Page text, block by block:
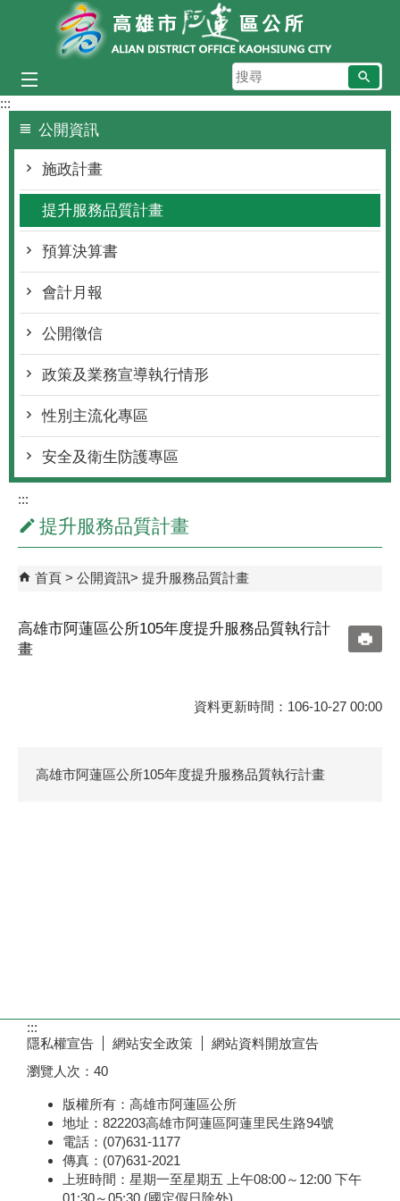
跳到主要內容區塊
搜
尋
:::
公開資訊
施政計畫
提升服務品質計畫
預算決算書
會計月報
公開徵信
政策及業務宣導執行情形
性別主流化專區
安全及衛生防護專區
:::
提升服務品質計畫
首頁 公開資訊 提升服務品質計畫
高雄市阿蓮區公所105年度提升服務品質執行計
畫
資料更新時間：106-10-27 00:00
高雄市阿蓮區公所105年度提升服務品質執行計畫
:::
隱私權宣告
網站安全政策
網站資料開放宣告
瀏覽人次： 40
版權所有：高雄市阿蓮區公所
地址：822203高雄市阿蓮區阿蓮里民生路94號
電話：(07)631-1177
傳真：(07)631-2021
上班時間：星期一至星期五 上午08:00～12:00 下午